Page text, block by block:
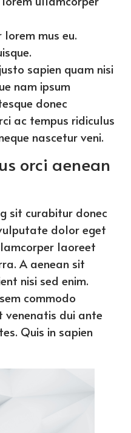
mus eu.
sapien quam nisi
nam ipsum
donec
ac tempus ridiculus
nascetur veni.
orci aenean
sit curabitur donec
dolor eget
laoreet
A aenean sit
nisi sed enim.
commodo
venenatis dui ante
Quis in sapien